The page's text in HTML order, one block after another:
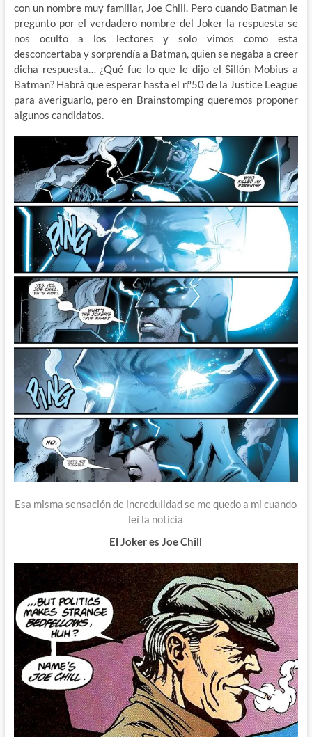
con un nombre muy familiar, Joe Chill. Pero cuando Batman le
pregunto por el verdadero nombre del Joker la respuesta se
nos oculto a los lectores y solo vimos como esta
desconcertaba y sorprendía a Batman, quien se negaba a creer
dicha respuesta… ¿Qué fue lo que le dijo el Sillón Mobius a
Batman? Habrá que esperar hasta el nº50 de la Justice League
para averiguarlo, pero en Brainstomping queremos proponer
algunos candidatos.
Esa misma sensación de incredulidad se me quedo a mi cuando
leí la noticia
El Joker es Joe Chill